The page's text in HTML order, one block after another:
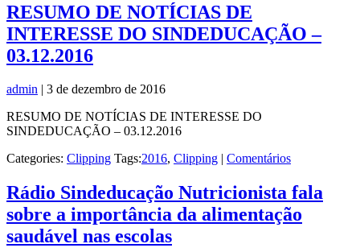
RESUMO DE NOTÍCIAS DE
INTERESSE DO SINDEDUCAÇÃO –
03.12.2016
admin | 3 de dezembro de 2016
RESUMO DE NOTÍCIAS DE INTERESSE DO
SINDEDUCAÇÃO – 03.12.2016
Categories: Clipping Tags:2016, Clipping | Comentários
Rádio Sindeducação Nutricionista fala
sobre a importância da alimentação
saudável nas escolas